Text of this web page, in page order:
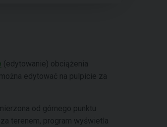
(edytowanie) obciążenia
edytować na pulpicie za
od górnego punktu
terenem, program wyświetla